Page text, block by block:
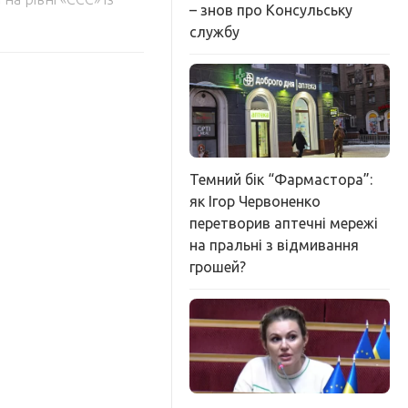
– знов про Консульську
службу
Темний бік “Фармастора”:
як Ігор Червоненко
перетворив аптечні мережі
на пральні з відмивання
грошей?